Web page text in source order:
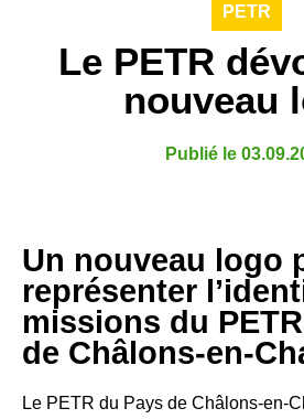
PETR
Le PETR
nouveau
Publié le
Un nouveau logo
représenter
missions du
de Châlons-en-
Le PETR du Pays de Châlons-en-